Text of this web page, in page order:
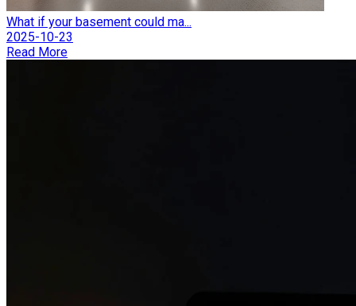
What if your basement could ma...
2025-10-23
Read More